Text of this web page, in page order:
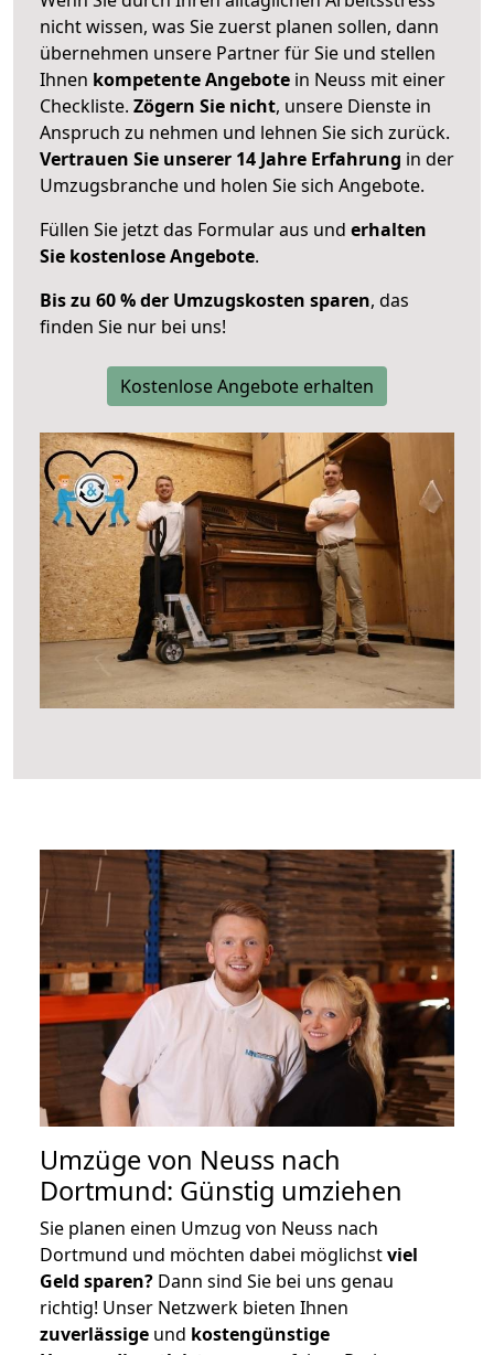
nicht wissen, was Sie zuerst planen sollen, dann
übernehmen unsere Partner für Sie und stellen
Ihnen kompetente Angebote in Neuss mit einer
Checkliste. Zögern Sie nicht, unsere Dienste in
Anspruch zu nehmen und lehnen Sie sich zurück.
Vertrauen Sie unserer 14 Jahre Erfahrung in der
Umzugsbranche und holen Sie sich Angebote.
Füllen Sie jetzt das Formular aus und erhalten
Sie kostenlose Angebote.
Bis zu 60 % der Umzugskosten sparen, das
finden Sie nur bei uns!
Kostenlose Angebote erhalten
Umzüge von Neuss nach
Dortmund: Günstig umziehen
Sie planen einen Umzug von Neuss nach
Dortmund und möchten dabei möglichstviel
Geld sparen? Dann sind Sie bei uns genau
richtig! Unser Netzwerk bieten Ihnen
zuverlässige und kostengünstige